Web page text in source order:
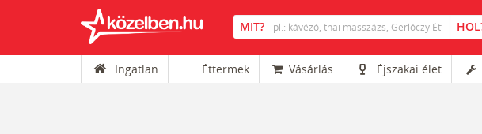
Ingatlan Éttermek Vásárlás Éjszakai élet